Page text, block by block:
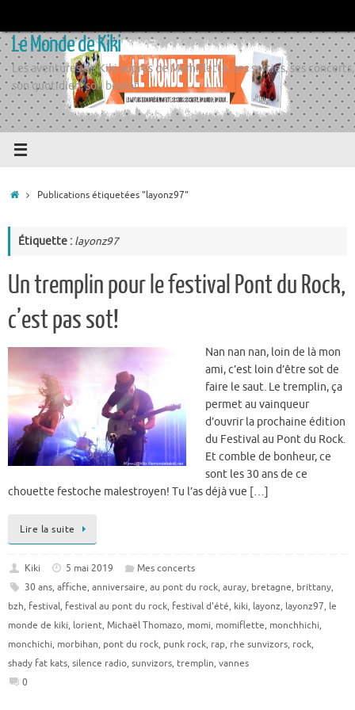
contenu
Le Monde de Kiki
Les aventures de Kiki auprès de Momiflette, ses sorties, ses concerts,
son quotidien, son boulot
AccueilPublications étiquetées "layonz97"
Étiquette : layonz97
Un tremplin pour le festival Pont du Rock,
c’est pas sot!
Nan nan nan, loin de là mon
ami, c’est loin d’être sot de
faire le saut. Le tremplin, ça
permet au vainqueur
d’ouvrir la prochaine édition
du Festival au Pont du Rock.
Et comble de bonheur, ce
sont les 30 ans de ce
chouette festoche malestroyen! Tu l’as déjà vue […]
Lire la suite
Kiki 5 mai 2019
Mes concerts
30 ans, affiche, anniversaire, au pont du rock, auray, bretagne, brittany,
bzh, festival, festival au pont du rock, festival d'été, kiki, layonz, layonz97, le
monde de kiki, lorient, Michaël Thomazo, momi, momiflette, monchhichi,
monchichi, morbihan, pont du rock, punk rock, rap, rhe sunvizors, rock,
shady fat kats, silence radio, sunvizors, tremplin, vannes
0